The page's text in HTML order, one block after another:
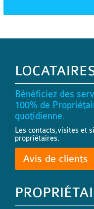
Bénéficiez des
100% de
quotidienne.
Les contacts,visites et
propriétaires.
Avis de clients